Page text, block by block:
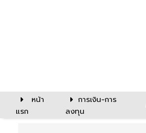
หน้า
แรก
การเงิน-การ
ลงทุน